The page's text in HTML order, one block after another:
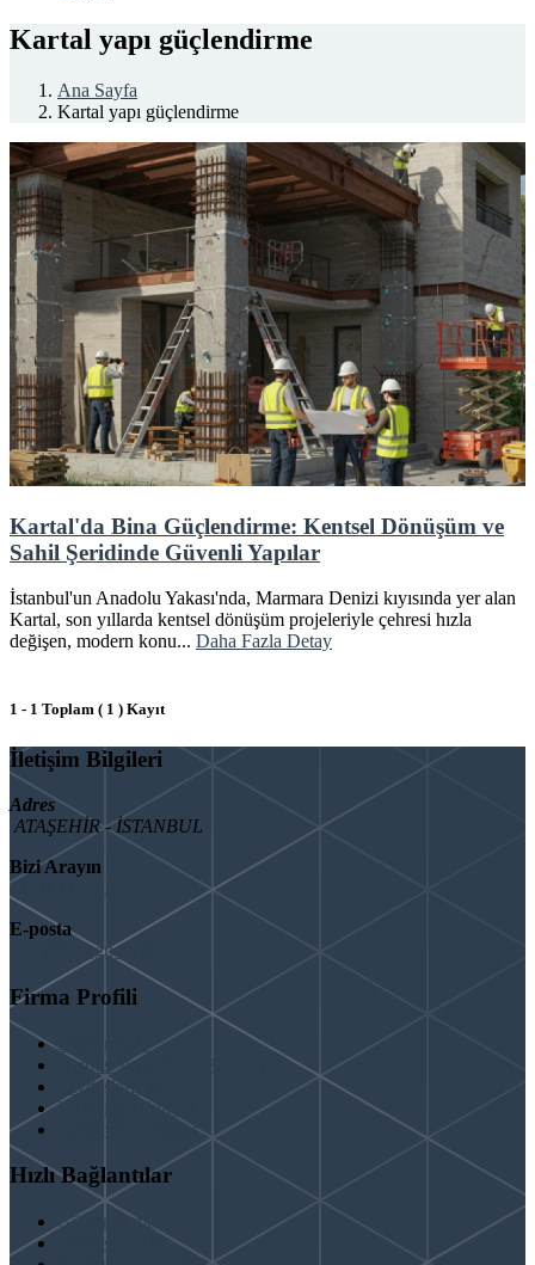
Kartal yapı güçlendirme
Ana Sayfa
Kartal yapı güçlendirme
Kartal'da Bina Güçlendirme: Kentsel Dönüşüm ve
Sahil Şeridinde Güvenli Yapılar
İstanbul'un Anadolu Yakası'nda, Marmara Denizi kıyısında yer alan
Kartal, son yıllarda kentsel dönüşüm projeleriyle çehresi hızla
değişen, modern konu... Daha Fazla Detay
1 - 1 Toplam ( 1 ) Kayıt
İletişim Bilgileri
Adres
ATAŞEHİR - İSTANBUL
Bizi Arayın
E-posta
info@binaguclendir.com
Firma Profili
Hakkımızda
Hizmet Verdiğimiz Bölgeler
Paydaşlarımız
İş Birliği Teklifleri
Şartlar ve Koşullar
Hızlı Bağlantılar
Güçlendirme
Hizmetlerimiz